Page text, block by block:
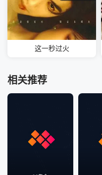
这一秒过火
相关推荐